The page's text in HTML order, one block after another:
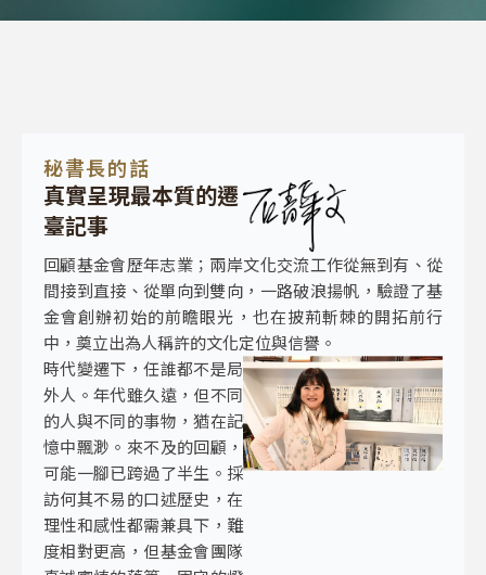
秘書長的話
真實呈現最本質的遷
臺記事
回顧基金會歷年志業；兩岸文化交流工作從無到有、從
間接到直接、從單向到雙向，一路破浪揚帆，驗證了基
金會創辦初始的前瞻眼光，也在披荊斬棘的開拓前行
中，奠立出為人稱許的文化定位與信譽。
時代變遷下，任誰都不是局
外人。年代雖久遠，但不同
的人與不同的事物，猶在記
憶中飄渺。來不及的回顧，
可能一腳已跨過了半生。採
訪何其不易的口述歷史，在
理性和感性都需兼具下，難
度相對更高，但基金會團隊